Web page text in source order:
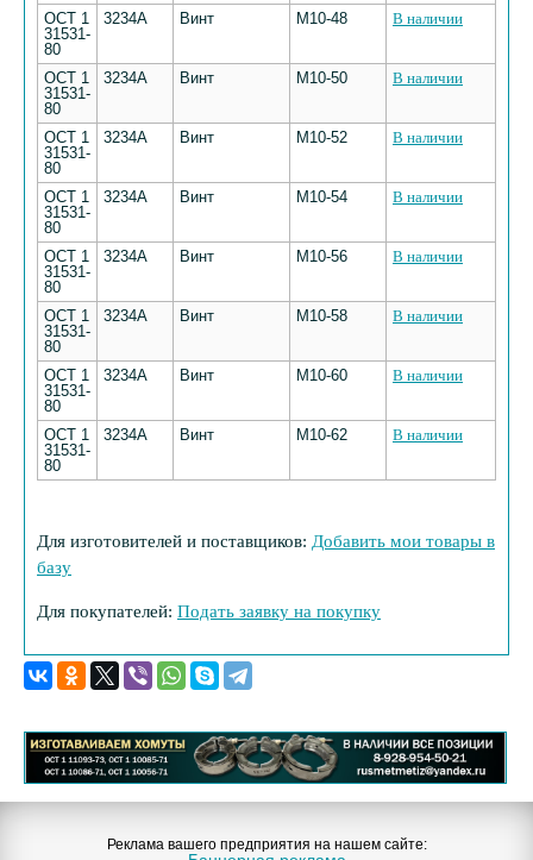
ОСТ 1
31531-
80
3234А Винт М10-48 В наличии
ОСТ 1
31531-
80
3234А Винт М10-50 В наличии
ОСТ 1
31531-
80
3234А Винт М10-52 В наличии
ОСТ 1
31531-
80
3234А Винт М10-54 В наличии
ОСТ 1
31531-
80
3234А Винт М10-56 В наличии
ОСТ 1
31531-
80
3234А Винт М10-58 В наличии
ОСТ 1
31531-
80
3234А Винт М10-60 В наличии
ОСТ 1
31531-
80
3234А Винт М10-62 В наличии
Для изготовителей и поставщиков: Добавить мои товары в
базу
Для покупателей: Подать заявку на покупку
Реклама вашего предприятия на нашем сайте: